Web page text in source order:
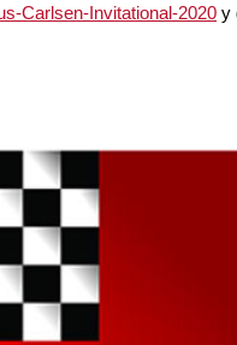
Carlsen-Invitational-2020 y